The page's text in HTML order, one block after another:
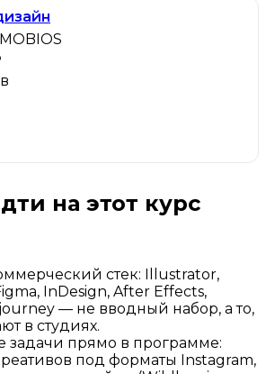
на этот курс
стек: Illustrator,
InDesign, After Effects,
— не вводный набор, а то,
в студиях.
задачи прямо в программе:
под форматы Instagram,